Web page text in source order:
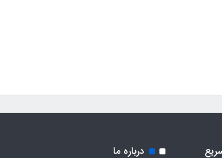
درباره ما